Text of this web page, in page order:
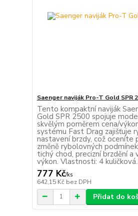
Saenger naviják Pro-T Gold SPR
Tento kompaktní naviják
Gold SPR 2500 spojuje
skvělým poměrem cena/
systému Fast Drag zajišťuje
nastavení brzdy, což oceníte
změně rybolovných
tichý chod, precizní brzdění a
výkon. Vlastnosti: 4
777 Kč/ks
642,15 Kč bez DPH
Přidat do